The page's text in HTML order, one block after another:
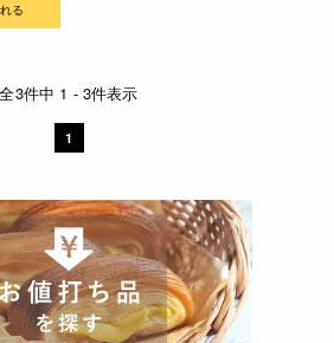
る
全3件中 1 - 3件表示
1